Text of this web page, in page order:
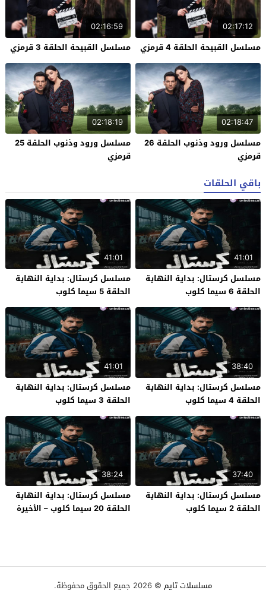
02:17:12
مسلسل القبيحة الحلقة 4 قرمزي
02:16:59
مسلسل القبيحة الحلقة 3 قرمزي
02:18:47
مسلسل ورود وذنوب الحلقة 26
قرمزي
02:18:19
مسلسل ورود وذنوب الحلقة 25
قرمزي
باقي الحلقات
41:01
مسلسل كرستال: بداية النهاية
الحلقة 6 سيما كلوب
41:01
مسلسل كرستال: بداية النهاية
الحلقة 5 سيما كلوب
38:40
مسلسل كرستال: بداية النهاية
الحلقة 4 سيما كلوب
41:01
مسلسل كرستال: بداية النهاية
الحلقة 3 سيما كلوب
37:40
مسلسل كرستال: بداية النهاية
الحلقة 2 سيما كلوب
38:24
مسلسل كرستال: بداية النهاية
الحلقة 20 سيما كلوب – الأخيرة
مسلسلات تايم © 2026 جميع الحقوق محفوظة.